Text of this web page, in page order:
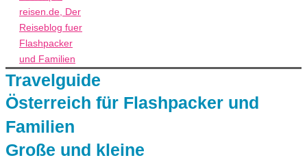
Travelguide
Österreich für Flashpacker und
Familien
Große und kleine